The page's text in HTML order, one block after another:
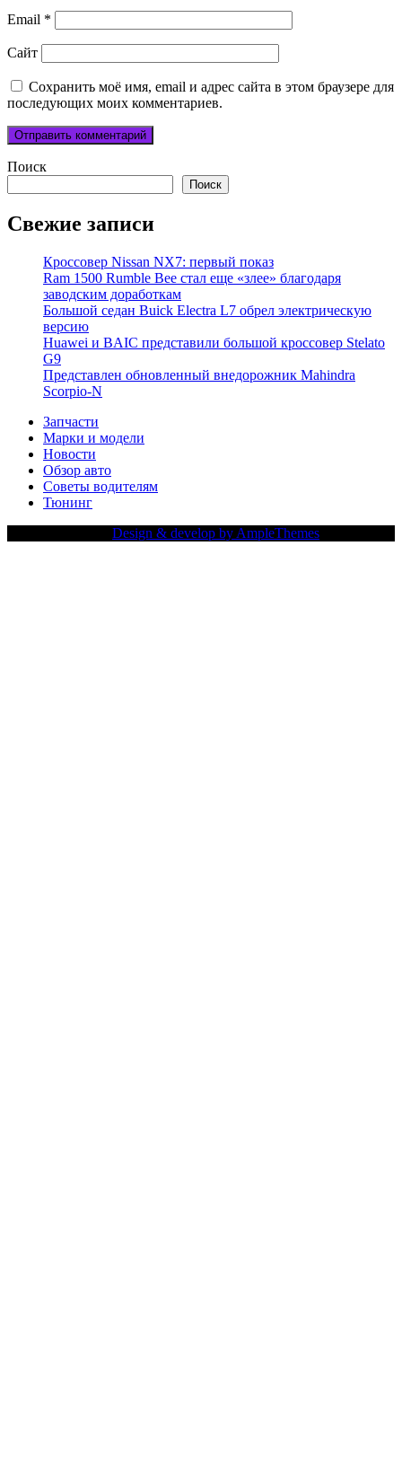
Email *
Сайт
Сохранить моё имя, email и адрес сайта в этом браузере для
последующих моих комментариев.
Поиск
Поиск
Свежие записи
Кроссовер Nissan NX7: первый показ
Ram 1500 Rumble Bee стал еще «злее» благодаря
заводским доработкам
Большой седан Buick Electra L7 обрел электрическую
версию
Huawei и BAIC представили большой кроссовер Stelato
G9
Представлен обновленный внедорожник Mahindra
Scorpio-N
Запчасти
Марки и модели
Новости
Обзор авто
Советы водителям
Тюнинг
Design & develop by AmpleThemes